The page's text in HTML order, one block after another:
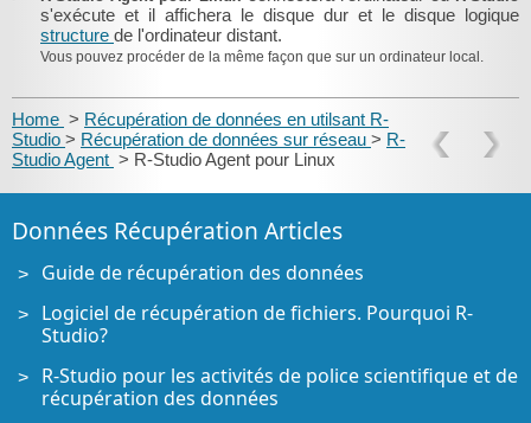
s'exécute et il affichera le disque dur et le disque logique
structure de l'ordinateur distant.
Vous pouvez procéder de la même façon que sur un ordinateur local.
Home > Récupération de données en utilsant R-
Studio > Récupération de données sur réseau > R-
Studio Agent > R-Studio Agent pour Linux
Données Récupération Articles
Guide de récupération des données
Logiciel de récupération de fichiers. Pourquoi R-
Studio?
R-Studio pour les activités de police scientifique et de
récupération des données